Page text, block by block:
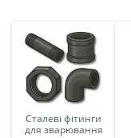
Сталеві фітинги
для зварювання